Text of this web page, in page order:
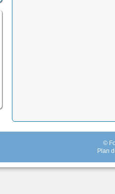
©
Plan